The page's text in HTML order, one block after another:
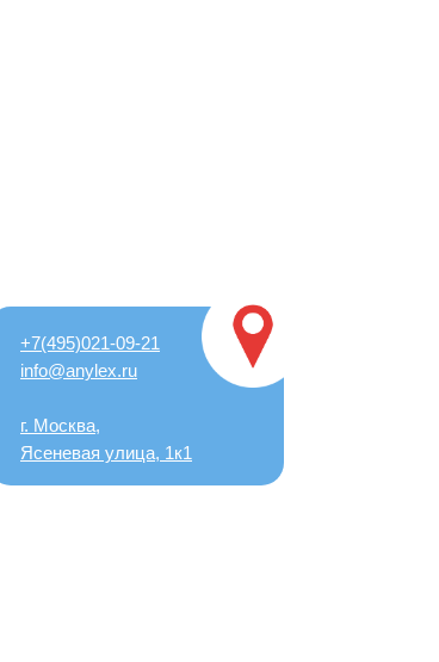
+7(495)021-09-21
info@anylex.ru
г. Москва,
Ясеневая улица, 1к1